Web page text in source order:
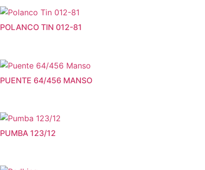
POLANCO TIN 012-81
PUENTE 64/456 MANSO
PUMBA 123/12